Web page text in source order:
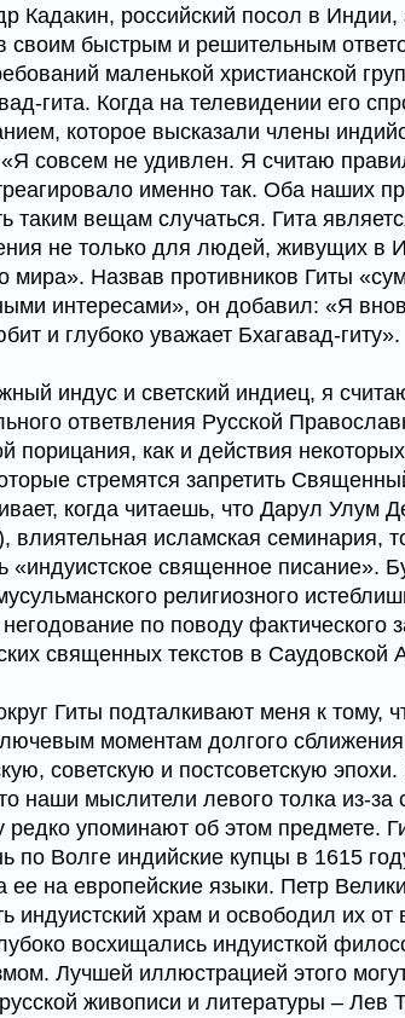
Кадакин, российский посол в
своим быстрым и решительным
маленькой христианской
гита. Когда на телевидении его
которое высказали члены
совсем не удивлен. Я считаю
именно так. Оба наших
таким вещам случаться. Гита
не только для людей, живущих в
мира». Назвав противников Гиты
интересами», он добавил: «Я
и глубоко уважает Бхагавад-гиту».
индус и светский индиец, я
ответвления Русской
порицания, как и действия
стремятся запретить
когда читаешь, что Дарул Улум
влиятельная исламская семинария,
«индуистское священное писание».
религиозного
по поводу фактического
священных текстов в Саудовской
Гиты подталкивают меня к тому,
моментам долгого
советскую и постсоветскую
наши мыслители левого толка из-за
редко упоминают об этом предмете.
по Волге индийские купцы в 1615
ее на европейские языки. Петр
индуистский храм и освободил их
восхищались индуисткой
Лучшей иллюстрацией этого
живописи и литературы – Лев